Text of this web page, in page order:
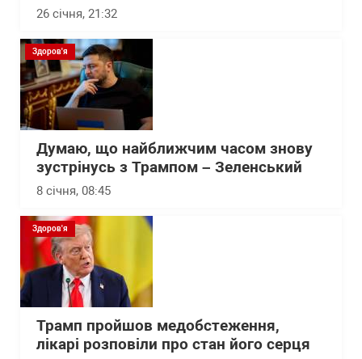
26 січня, 21:32
Здоров'я
Думаю, що найближчим часом знову
зустрінусь з Трампом – Зеленський
8 січня, 08:45
Здоров'я
Трамп пройшов медобстеження,
лікарі розповіли про стан його серця